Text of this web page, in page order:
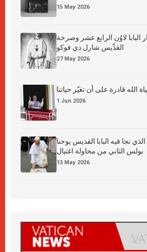
15 May 2026
البابا لاوُن الرابع عشر وصرخة
القدِّيس شارل دي فوكو
27 May 2026
الله قادرة على أن تغيّر حياتنا
1 Jun 2026
نجا فيه البابا القديس يوحنا
بولس الثاني من محاولة اغتيال
13 May 2026